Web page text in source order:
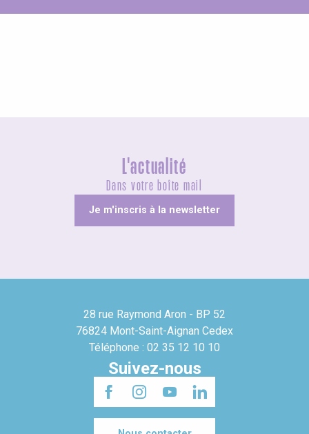
L'actualité
Dans votre boîte mail
Je m'inscris à la newsletter
28 rue Raymond Aron - BP 52
76824 Mont-Saint-Aignan Cedex
Téléphone : 02 35 12 10 10
Suivez-nous